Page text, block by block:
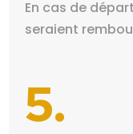
En cas de
seraient
5.